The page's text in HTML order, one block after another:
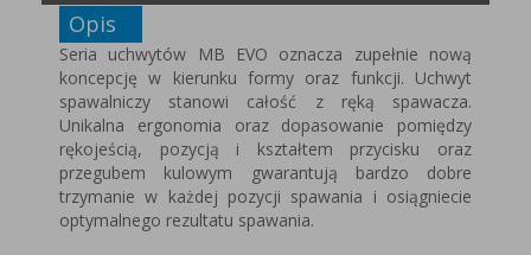
Opis
Seria uchwytów MB EVO oznacza zupełnie nową
koncepcję w kierunku formy oraz funkcji. Uchwyt
spawalniczy stanowi całość z ręką spawacza.
Unikalna ergonomia oraz dopasowanie pomiędzy
rękojeścią, pozycją i kształtem przycisku oraz
przegubem kulowym gwarantują bardzo dobre
trzymanie w każdej pozycji spawania i osiągniecie
optymalnego rezultatu spawania.